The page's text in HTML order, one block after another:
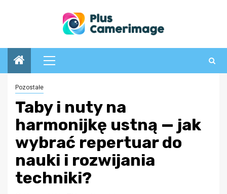
Menu
główne
Pozostałe
Taby i nuty na
harmonijkę ustną — jak
wybrać repertuar do
nauki i rozwijania
techniki?